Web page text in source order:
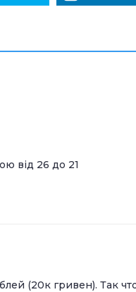
від 26 до 21
(20к гривен). Так